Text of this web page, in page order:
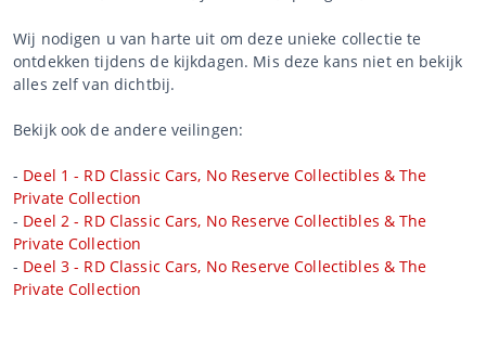
Wij nodigen u van harte uit om deze unieke collectie te
ontdekken tijdens de kijkdagen. Mis deze kans niet en bekijk
alles zelf van dichtbij.
Bekijk ook de andere veilingen:
- Deel 1 - RD Classic Cars, No Reserve Collectibles & The
Private Collection
- Deel 2 - RD Classic Cars, No Reserve Collectibles & The
Private Collection
- Deel 3 - RD Classic Cars, No Reserve Collectibles & The
Private Collection